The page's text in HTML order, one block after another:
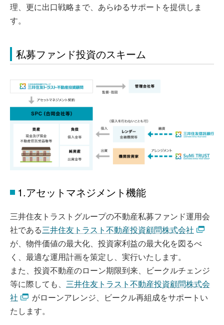
理、更に出口戦略まで、あらゆるサポートを提供しま
す。
私募ファンド投資のスキーム
1.アセットマネジメント機能
三井住友トラストグループの不動産私募ファンド運用会
社である三井住友トラスト不動産投資顧問株式会社
が、物件価値の最大化、投資家利益の最大化を図るべ
く、最適な運用計画を策定し、実行いたします。
また、投資不動産のローン期限到来、ビークルチェンジ
等に際しても、 三井住友トラスト不動産投資顧問株式会
社
がローンアレンジ、ビークル再組成をサポートい
たします。